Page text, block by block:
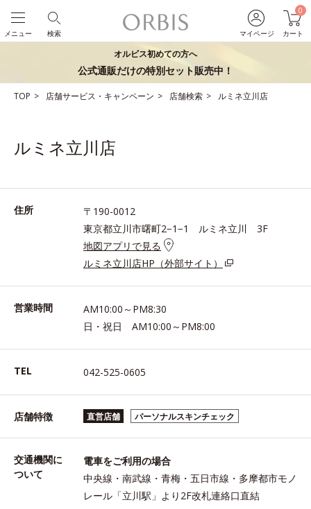
マイページ
0
カート
検索
メニュー
オルビス初めての方へ
公式通販だけの特別セット販売中！
TOP 店舗サービス・キャンペーン 店舗検索 ルミネ立川店
ルミネ立川店
住所
〒190-0012
東京都立川市曙町2−1−1 ルミネ立川 3F
地図アプリで見る
ルミネ立川店HP（外部サイト）
営業時間
AM10:00～PM8:30
日・祝日 AM10:00～PM8:00
TEL 042-525-0605
店舗特徴 直営店舗 パーソナルスキンチェック
交通機関に
ついて
電車をご利用の場合
中央線・南武線・青梅・五日市線・多摩都市モノ
レール「立川駅」より2F改札連絡口直結